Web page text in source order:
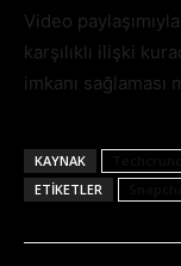
Video
karşılıklı ilişki
imkanı sağlaması
KAYNAK
ETIKETLER